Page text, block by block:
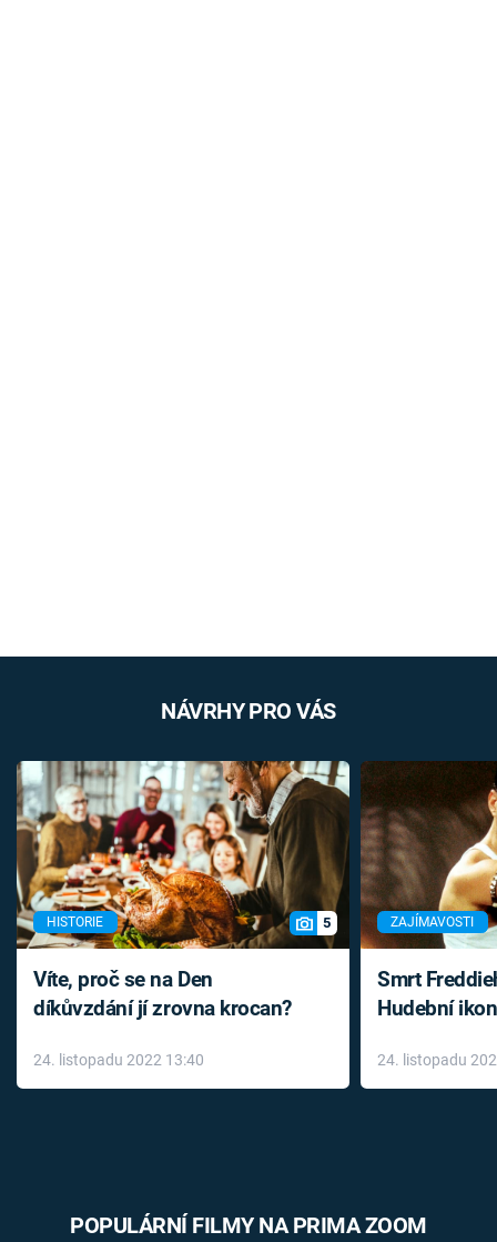
NÁVRHY PRO VÁS
HISTORIE 5
Víte, proč se na Den
díkůvzdání jí zrovna krocan?
24. listopadu 2022 13:40
ZAJÍMAVOSTI
Smrt
Hudební
léky
24. listopadu
POPULÁRNÍ FILMY NA PRIMA ZOOM